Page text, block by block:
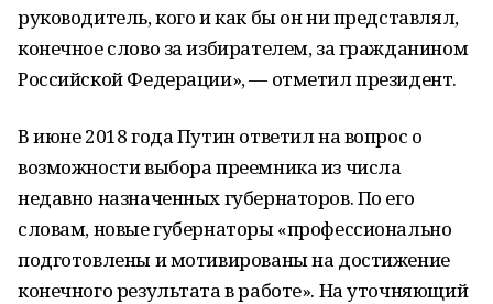
руководитель, кого и как бы он ни представлял,
конечное слово за избирателем, за гражданином
Российской Федерации», — отметил президент.
В июне 2018 года Путин ответил на вопрос о
возможности выбора преемника из числа
недавно назначенных губернаторов. По его
словам, новые губернаторы «профессионально
подготовлены и мотивированы на достижение
конечного результата в работе». На уточняющий